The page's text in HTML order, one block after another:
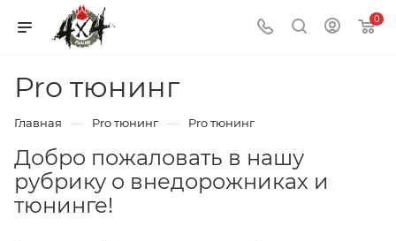
0
Pro тюнинг
Главная — Pro тюнинг — Pro тюнинг
Добро пожаловать в нашу
рубрику о внедорожниках и
тюнинге!